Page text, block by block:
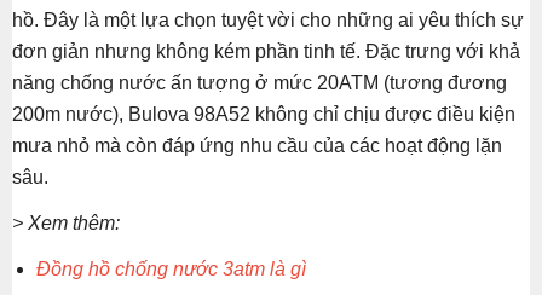
hồ. Đây là một lựa chọn tuyệt vời cho những ai yêu thích sự
đơn giản nhưng không kém phần tinh tế. Đặc trưng với khả
năng chống nước ấn tượng ở mức 20ATM (tương đương
200m nước), Bulova 98A52 không chỉ chịu được điều kiện
mưa nhỏ mà còn đáp ứng nhu cầu của các hoạt động lặn
sâu.
> Xem thêm:
Đồng hồ chống nước 3atm là gì